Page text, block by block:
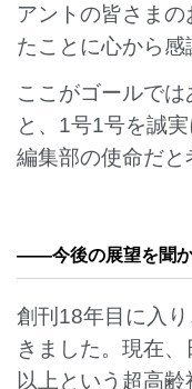
アントの皆さま
たことに心から感
ここがゴールで
と、1号1号を誠
編集部の使命だと
——今後の展望を聞か
創刊18年目に入
きました。現在
以上という超高